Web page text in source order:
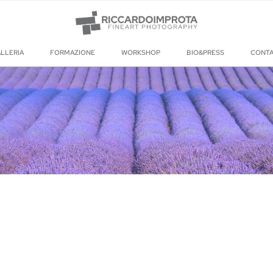
FORMAZIONE WORKSHOP BIO&PRESS